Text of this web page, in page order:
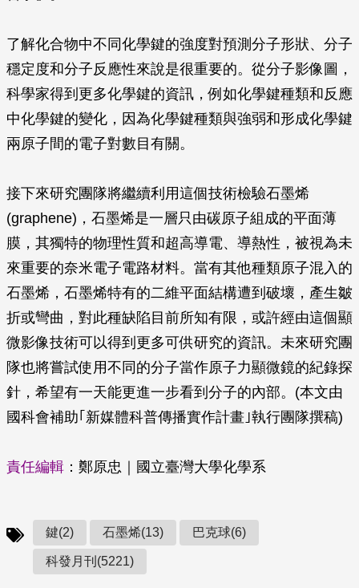
了解化合物中不同化學鍵的強度對預測分子形狀、分子
穩定度和分子反應性來說是很重要的。從分子影像圖，
科學家得到更多化學鍵的資訊，例如化學鍵種類和反應
中化學鍵的變化，因為化學鍵種類與強弱和形成化學鍵
兩原子間的電子對數目有關。
接下來研究團隊將繼續利用這個技術檢驗石墨烯
(graphene)，石墨烯是一層只由碳原子組成的平面薄
膜，其獨特的物理性質和超高導電、導熱性，被視為未
來重要的奈米電子電路材料。當有其他種類原子混入的
石墨烯，石墨烯特有的二維平面結構遭到破壞，產生皺
折或彎曲，對此種缺陷目前所知有限，或許經由這個顯
微影像技術可以得到更多可供研究的資訊。未來研究團
隊也將嘗試使用不同的分子當作原子力顯微鏡的紀錄探
針，希望有一天能更進一步看到分子的內部。(本文由
國科會補助｢新媒體科普傳播實作計畫｣執行團隊撰稿)
責任編輯 ：鄭原忠｜國立臺灣大學化學系
鍵(2) 石墨烯(13) 巴克球(6)
科發月刊(5221)